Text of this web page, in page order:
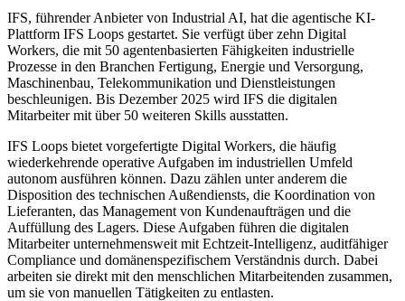
IFS, führender Anbieter von Industrial AI, hat die agentische KI-
Plattform IFS Loops gestartet. Sie verfügt über zehn Digital
Workers, die mit 50 agentenbasierten Fähigkeiten industrielle
Prozesse in den Branchen Fertigung, Energie und Versorgung,
Maschinenbau, Telekommunikation und Dienstleistungen
beschleunigen. Bis Dezember 2025 wird IFS die digitalen
Mitarbeiter mit über 50 weiteren Skills ausstatten.
IFS Loops bietet vorgefertigte Digital Workers, die häufig
wiederkehrende operative Aufgaben im industriellen Umfeld
autonom ausführen können. Dazu zählen unter anderem die
Disposition des technischen Außendiensts, die Koordination von
Lieferanten, das Management von Kundenaufträgen und die
Auffüllung des Lagers. Diese Aufgaben führen die digitalen
Mitarbeiter unternehmensweit mit Echtzeit-Intelligenz, auditfähiger
Compliance und domänenspezifischem Verständnis durch. Dabei
arbeiten sie direkt mit den menschlichen Mitarbeitenden zusammen,
um sie von manuellen Tätigkeiten zu entlasten.